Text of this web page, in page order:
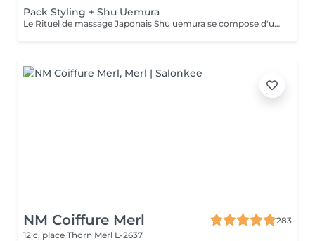
Pack Styling + Shu Uemura
Le Rituel de massage Japonais Shu uemura se compose d'un shampooing et d'un soin d'une durée de 30 minutes pour une relaxation une une réparation intense du cheveu et ensuite le pack styling
NM Coiffure Merl
283
12 c, place Thorn Merl L-2637